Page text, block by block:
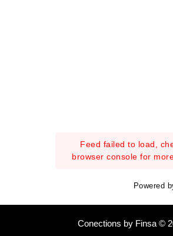
Feed failed to load,
browser console for
Powered
Conections by Finsa ©